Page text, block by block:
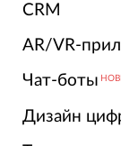
CRM
AR/VR-
Чат-боты
Дизайн